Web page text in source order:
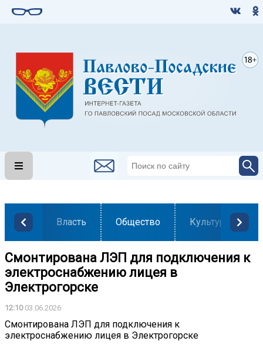
Власть Общество Культура
Смонтирована ЛЭП для подключения к
электроснабжению лицея в
Электрогорске
12:1003.06.2026
Смонтирована ЛЭП для подключения к
электроснабжению лицея в Электрогорске